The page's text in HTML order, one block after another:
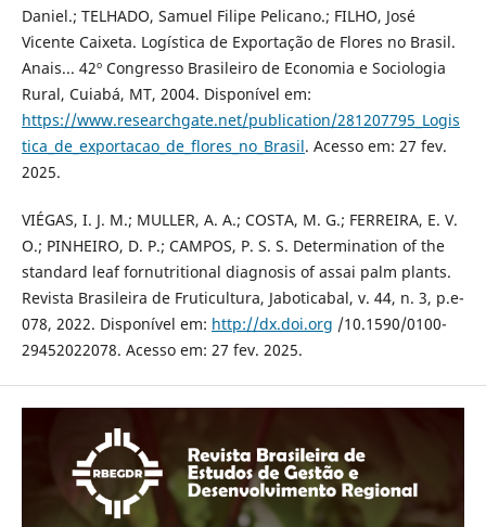
Daniel.; TELHADO, Samuel Filipe Pelicano.; FILHO, José
Vicente Caixeta. Logística de Exportação de Flores no Brasil.
Anais... 42º Congresso Brasileiro de Economia e Sociologia
Rural, Cuiabá, MT, 2004. Disponível em:
https://www.researchgate.net/publication/281207795_Logis
tica_de_exportacao_de_flores_no_Brasil. Acesso em: 27 fev.
2025.
VIÉGAS, I. J. M.; MULLER, A. A.; COSTA, M. G.; FERREIRA, E. V.
O.; PINHEIRO, D. P.; CAMPOS, P. S. S. Determination of the
standard leaf fornutritional diagnosis of assai palm plants.
Revista Brasileira de Fruticultura, Jaboticabal, v. 44, n. 3, p.e-
078, 2022. Disponível em: http://dx.doi.org /10.1590/0100-
29452022078. Acesso em: 27 fev. 2025.